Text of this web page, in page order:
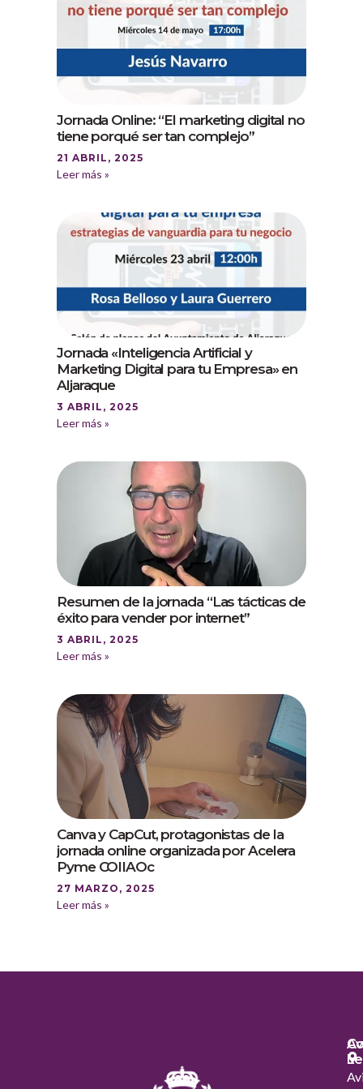
Jornada Online: “El marketing digital no
tiene porqué ser tan complejo”
21 ABRIL, 2025
Leer más »
Jornada «Inteligencia Artificial y
Marketing Digital para tu Empresa» en
Aljaraque
3 ABRIL, 2025
Leer más »
Resumen de la jornada “Las tácticas de
éxito para vender por internet”
3 ABRIL, 2025
Leer más »
Canva y CapCut, protagonistas de la
jornada online organizada por Acelera
Pyme COIIAOc
27 MARZO, 2025
Leer más »